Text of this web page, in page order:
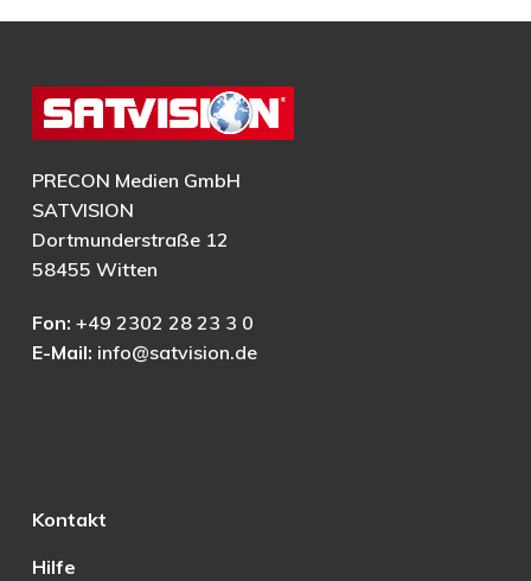
PRECON Medien GmbH
SATVISION
Dortmunderstraße 12
58455 Witten
Fon: +49 2302 28 23 3 0
E-Mail: info@satvision.de
Kontakt
Hilfe